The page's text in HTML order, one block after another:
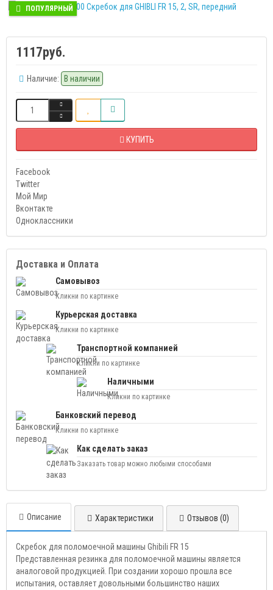
ПОПУЛЯРНЫЙ
1117руб.
Наличие: В наличии
КУПИТЬ
Facebook
Twitter
Мой Мир
Вконтакте
Одноклассники
Доставка и Оплата
Самовывоз
Кликни по картинке
Курьерская доставка
Кликни по картинке
Транспортной компанией
Кликни по картинке
Наличными
Кликни по картинке
Банковский перевод
Кликни по картинке
Как сделать заказ
Заказать товар можно любыми способами
Описание Характеристики Отзывов (0)
Скребок для поломоечной машины Ghibili FR 15
Представленная резинка для поломоечной машины является
аналоговой продукцией. При создании хорошо прошла все
испытания, оставляет довольными большинство наших